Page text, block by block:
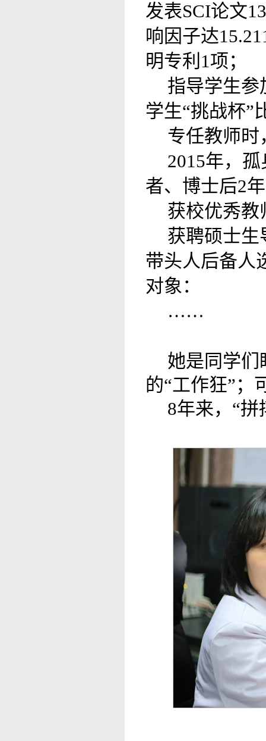
发表SCI论文
响因子达
明专利1项；
指导学生参
学生“挑战杯”
专任教师时
2015年，
者、博士后2
获校优秀教
获聘硕士生
带头人后备人
对象：
……
她是同学们
的“工作狂”；
8年来，“